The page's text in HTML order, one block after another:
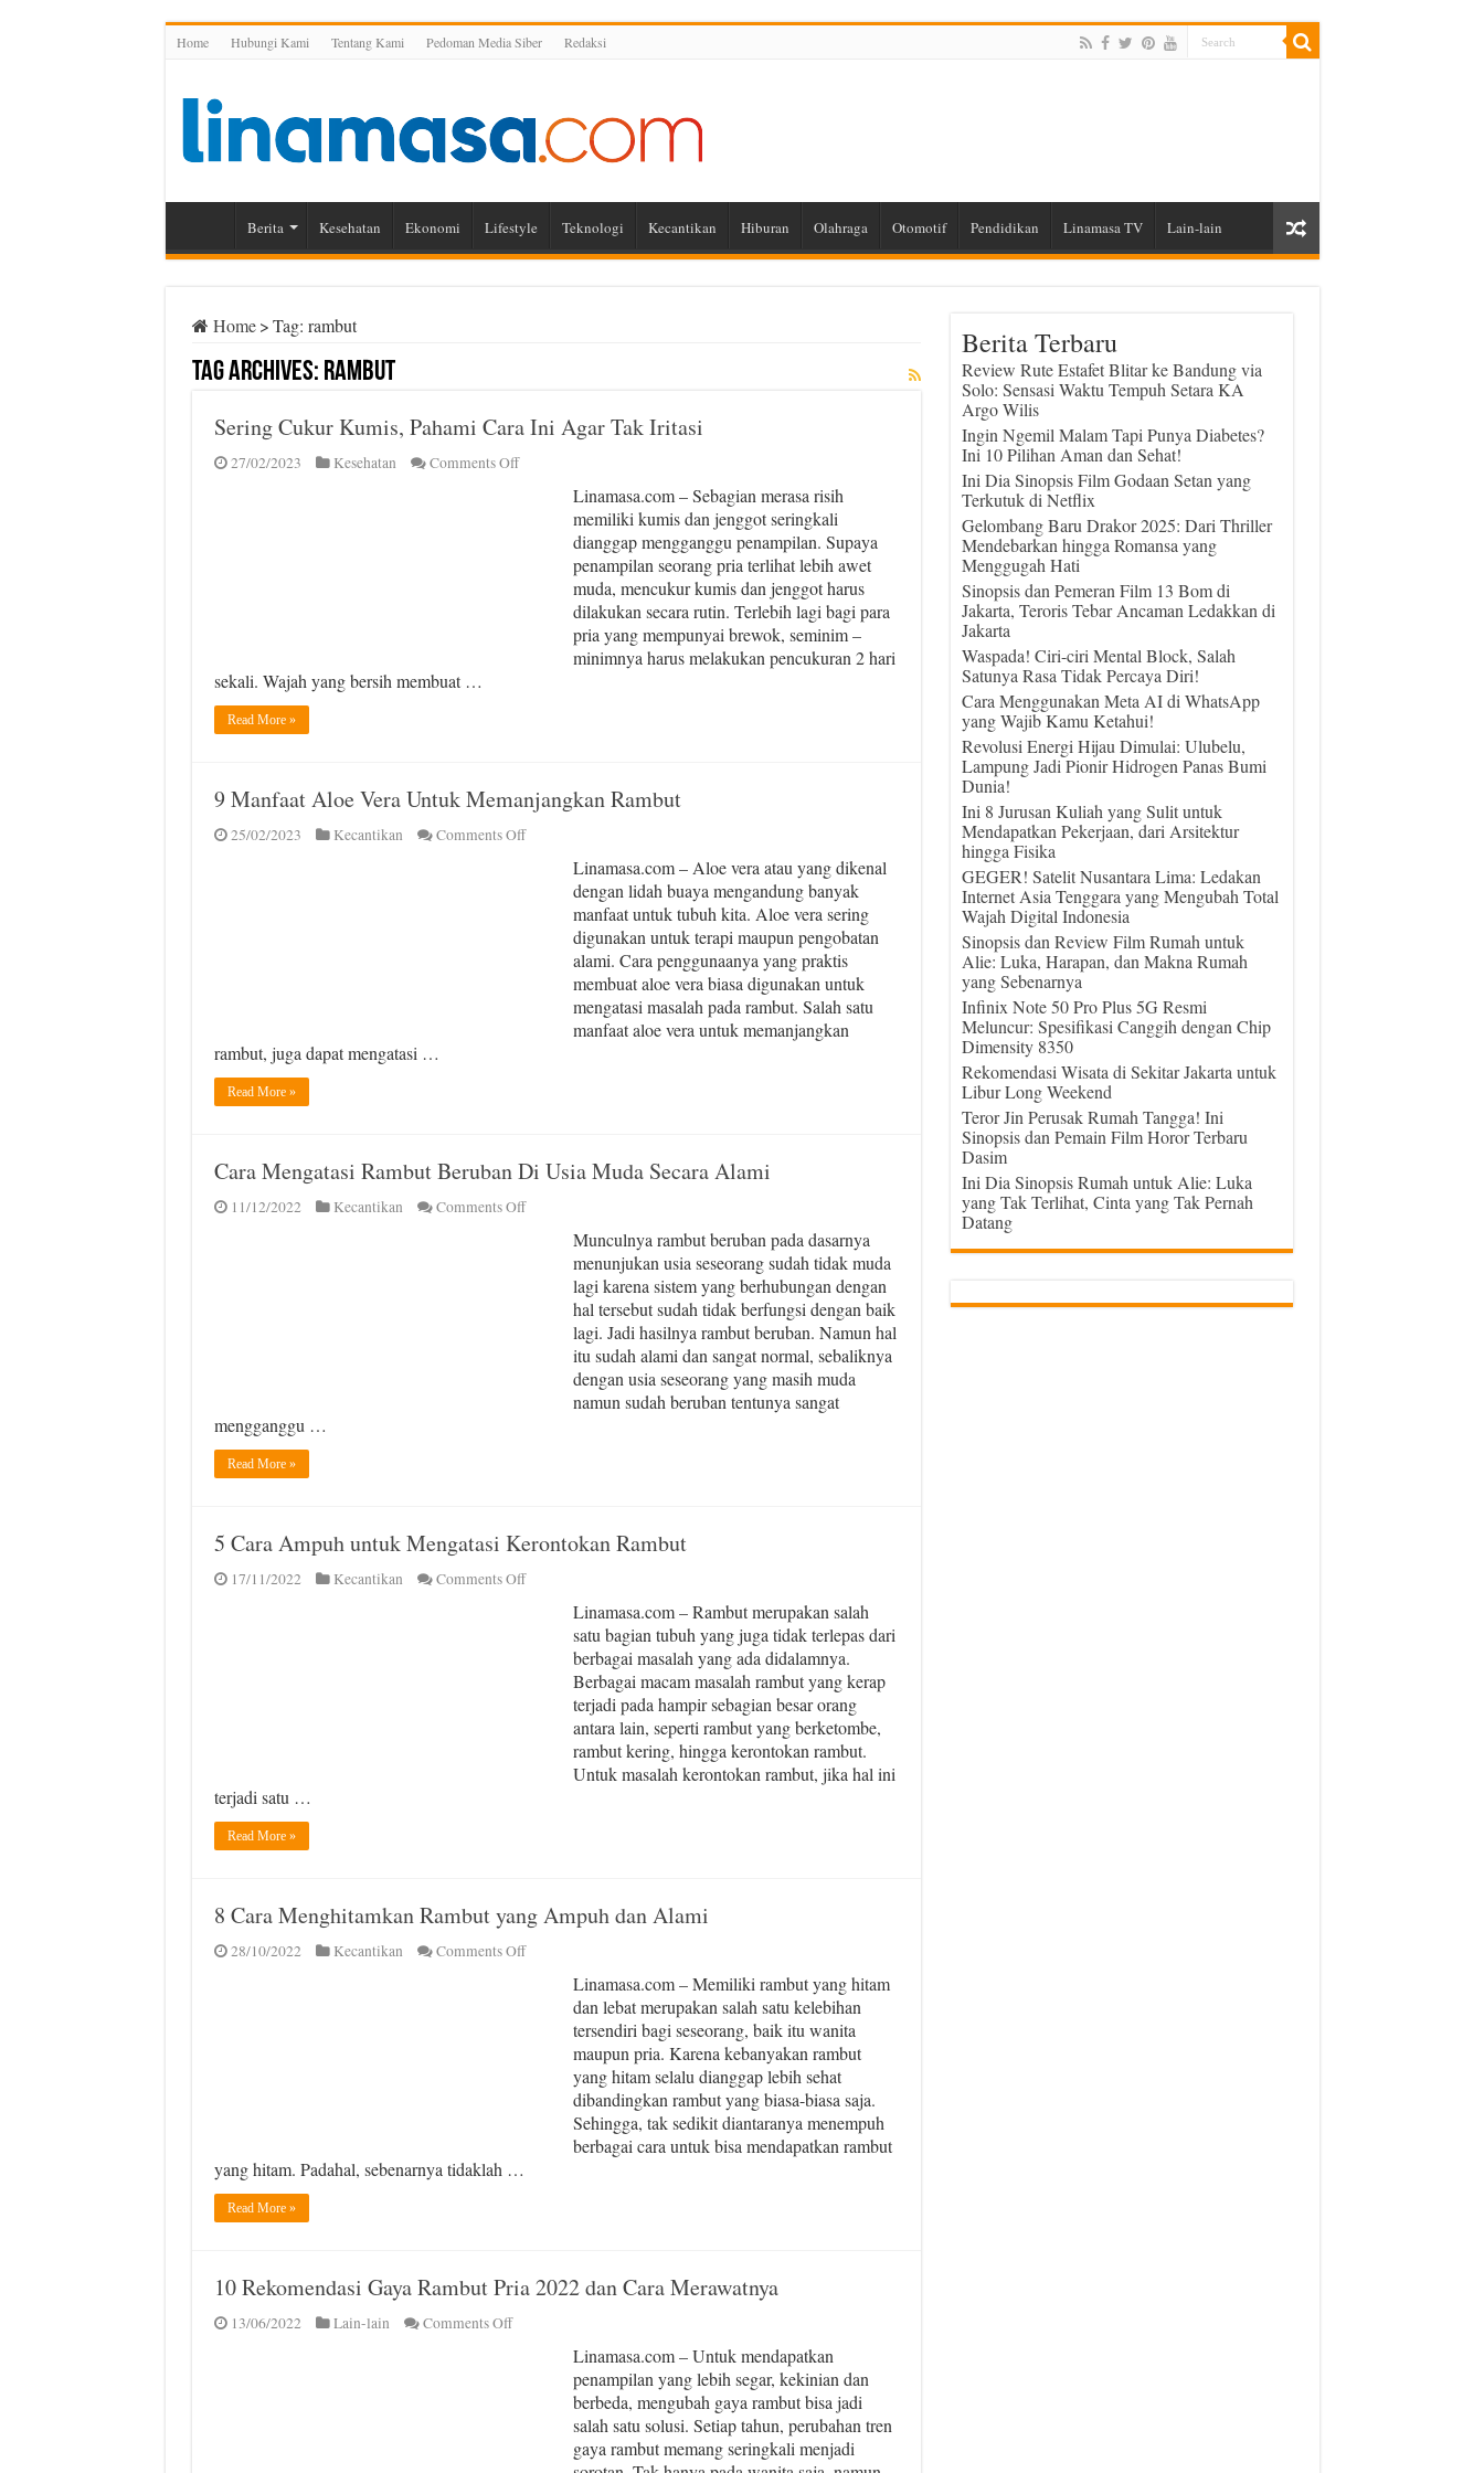
Home Hubungi Kami Tentang Kami Pedoman Media Siber Redaksi
Berita Kesehatan Ekonomi Lifestyle Teknologi Kecantikan Hiburan Olahraga Otomotif Pendidikan Linamasa TV Lain-lain
Home >Tag: rambut
Tag Archives: rambut
Sering Cukur Kumis, Pahami Cara Ini Agar Tak Iritasi
27/02/2023 Kesehatan Comments Offon
Linamasa.com – Sebagian merasa risih
memiliki kumis dan jenggot seringkali
dianggap mengganggu penampilan. Supaya
penampilan seorang pria terlihat lebih awet
muda, mencukur kumis dan jenggot harus
dilakukan secara rutin. Terlebih lagi bagi para
pria yang mempunyai brewok, seminim –
minimnya harus melakukan pencukuran 2 hari
sekali. Wajah yang bersih membuat …
Read More »
9 Manfaat Aloe Vera Untuk Memanjangkan Rambut
25/02/2023 Kecantikan Comments Offon
Manfaat
Memanjangkan
Linamasa.com – Aloe vera atau yang dikenal
dengan lidah buaya mengandung banyak
manfaat untuk tubuh kita. Aloe vera sering
digunakan untuk terapi maupun pengobatan
alami. Cara penggunaanya yang praktis
membuat aloe vera biasa digunakan untuk
mengatasi masalah pada rambut. Salah satu
manfaat aloe vera untuk memanjangkan
rambut, juga dapat mengatasi …
Read More »
Cara Mengatasi Rambut Beruban Di Usia Muda Secara Alami
11/12/2022 Kecantikan Comments Offon
Mengatasi
Beruban
Munculnya rambut beruban pada dasarnya
menunjukan usia seseorang sudah tidak muda
lagi karena sistem yang berhubungan dengan
hal tersebut sudah tidak berfungsi dengan baik
lagi. Jadi hasilnya rambut beruban. Namun hal
itu sudah alami dan sangat normal, sebaliknya
dengan usia seseorang yang masih muda
namun sudah beruban tentunya sangat
mengganggu …
Read More »
5 Cara Ampuh untuk Mengatasi Kerontokan Rambut
17/11/2022 Kecantikan Comments Offon
Mengatasi
Kerontokan
Linamasa.com – Rambut merupakan salah
satu bagian tubuh yang juga tidak terlepas dari
berbagai masalah yang ada didalamnya.
Berbagai macam masalah rambut yang kerap
terjadi pada hampir sebagian besar orang
antara lain, seperti rambut yang berketombe,
rambut kering, hingga kerontokan rambut.
Untuk masalah kerontokan rambut, jika hal ini
terjadi satu …
Read More »
8 Cara Menghitamkan Rambut yang Ampuh dan Alami
28/10/2022 Kecantikan Comments Offon
Menghitamkan
Linamasa.com – Memiliki rambut yang hitam
dan lebat merupakan salah satu kelebihan
tersendiri bagi seseorang, baik itu wanita
maupun pria. Karena kebanyakan rambut
yang hitam selalu dianggap lebih sehat
dibandingkan rambut yang biasa-biasa saja.
Sehingga, tak sedikit diantaranya menempuh
berbagai cara untuk bisa mendapatkan rambut
yang hitam. Padahal, sebenarnya tidaklah …
Read More »
10 Rekomendasi Gaya Rambut Pria 2022 dan Cara Merawatnya
13/06/2022 Lain-lain Comments Offon
RekomendasiLinamasa.com – Untuk mendapatkan
penampilan yang lebih segar, kekinian dan
berbeda, mengubah gaya rambut bisa jadi
salah satu solusi. Setiap tahun, perubahan tren
gaya rambut memang seringkali menjadi
Berita Terbaru
Review Rute Estafet Blitar ke Bandung via
Solo: Sensasi Waktu Tempuh Setara KA
Argo Wilis
Ingin Ngemil Malam Tapi Punya Diabetes?
Ini 10 Pilihan Aman dan Sehat!
Ini Dia Sinopsis Film Godaan Setan yang
Terkutuk di Netflix
Gelombang Baru Drakor 2025: Dari Thriller
Mendebarkan hingga Romansa yang
Menggugah Hati
Sinopsis dan Pemeran Film 13 Bom di
Jakarta, Teroris Tebar Ancaman Ledakkan di
Jakarta
Waspada! Ciri-ciri Mental Block, Salah
Satunya Rasa Tidak Percaya Diri!
Cara Menggunakan Meta AI di WhatsApp
yang Wajib Kamu Ketahui!
Revolusi Energi Hijau Dimulai: Ulubelu,
Lampung Jadi Pionir Hidrogen Panas Bumi
Dunia!
Ini 8 Jurusan Kuliah yang Sulit untuk
Mendapatkan Pekerjaan, dari Arsitektur
hingga Fisika
GEGER! Satelit Nusantara Lima: Ledakan
Internet Asia Tenggara yang Mengubah Total
Wajah Digital Indonesia
Sinopsis dan Review Film Rumah untuk
Alie: Luka, Harapan, dan Makna Rumah
yang Sebenarnya
Infinix Note 50 Pro Plus 5G Resmi
Meluncur: Spesifikasi Canggih dengan Chip
Dimensity 8350
Rekomendasi Wisata di Sekitar Jakarta untuk
Libur Long Weekend
Teror Jin Perusak Rumah Tangga! Ini
Sinopsis dan Pemain Film Horor Terbaru
Dasim
Ini Dia Sinopsis Rumah untuk Alie: Luka
yang Tak Terlihat, Cinta yang Tak Pernah
Datang